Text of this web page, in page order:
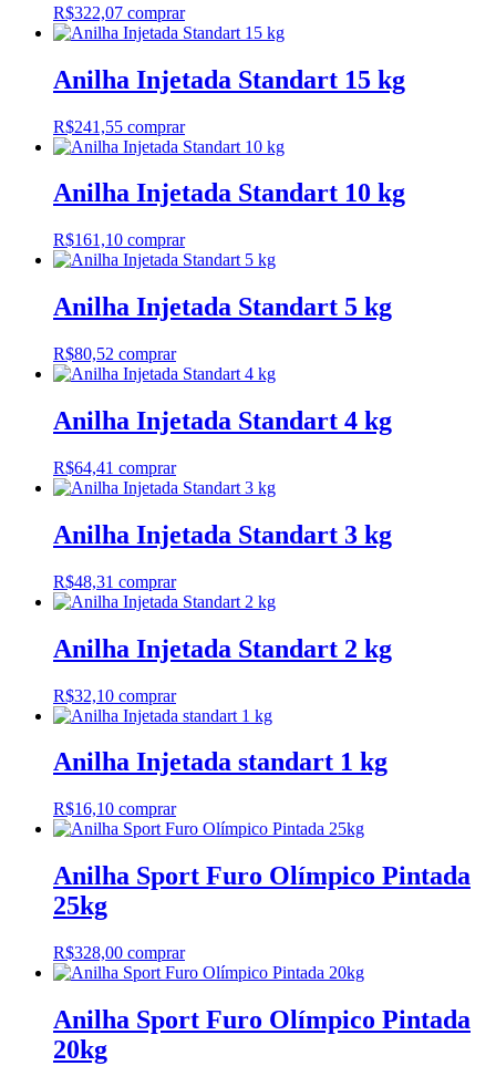
R$322,07 comprar
Anilha Injetada Standart 15 kg
R$241,55 comprar
Anilha Injetada Standart 10 kg
R$161,10 comprar
Anilha Injetada Standart 5 kg
R$80,52 comprar
Anilha Injetada Standart 4 kg
R$64,41 comprar
Anilha Injetada Standart 3 kg
R$48,31 comprar
Anilha Injetada Standart 2 kg
R$32,10 comprar
Anilha Injetada standart 1 kg
R$16,10 comprar
Anilha Sport Furo Olímpico Pintada
25kg
R$328,00 comprar
Anilha Sport Furo Olímpico Pintada
20kg